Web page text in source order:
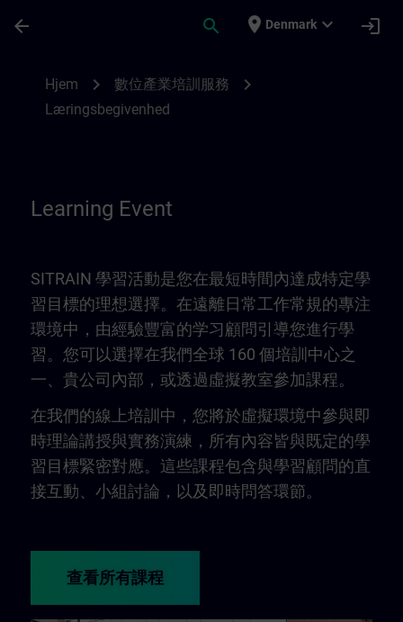
arrow_back search place Denmark expand_more login
Hjem chevron_right 數位產業培訓服務 chevron_right
Læringsbegivenhed
Learning Event
SITRAIN 學習活動是您在最短時間內達成特定學
習目標的理想選擇。在遠離日常工作常規的專注
環境中，由經驗豐富的学习顧問引導您進行學
習。您可以選擇在我們全球 160 個培訓中心之
一、貴公司內部，或透過虛擬教室參加課程。
在我們的線上培訓中，您將於虛擬環境中參與即
時理論講授與實務演練，所有內容皆與既定的學
習目標緊密對應。這些課程包含與學習顧問的直
接互動、小組討論，以及即時問答環節。
查看所有課程